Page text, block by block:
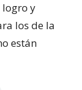
logro y
los de la
están